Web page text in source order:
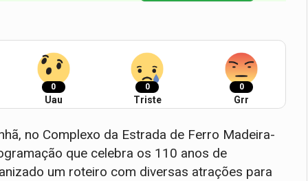
0
Uau
0
Triste
0
Grr
no Complexo da Estrada de Ferro Madeira-
que celebra os 110 anos de
um roteiro com diversas atrações para